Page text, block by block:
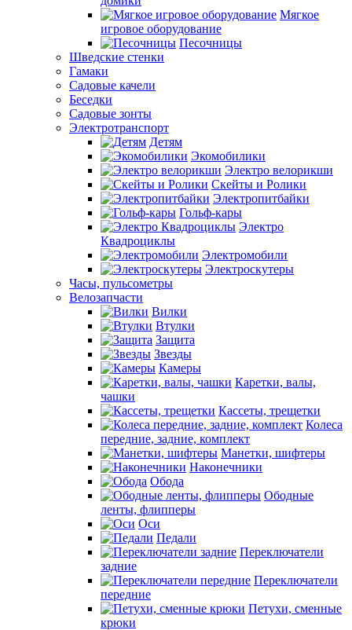
Мягкое
игровое оборудование
Песочницы
Шведские стенки
Гамаки
Садовые качели
Беседки
Садовые зонты
Электротранспорт
Детям
Экомобилики
Электро велорикши
Скейты и Ролики
Электропитбайки
Гольф-кары
Электро
Квадроциклы
Электромобили
Электроскутеры
Часы, пульсометры
Велозапчасти
Вилки
Втулки
Защита
Звезды
Камеры
Каретки, валы,
чашки
Кассеты, трещетки
Колеса
передние, задние, комплект
Манетки, шифтеры
Наконечники
Обода
Ободные
ленты, флипперы
Оси
Педали
Переключатели
задние
Переключатели
передние
Петухи, сменные
крюки